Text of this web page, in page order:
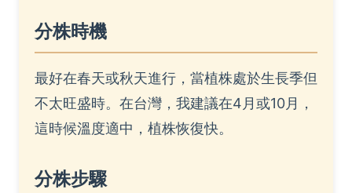
分株時機
最好在春天或秋天進行，當植株處於生長季但
不太旺盛時。在台灣，我建議在4月或10月，
這時候溫度適中，植株恢復快。
分株步驟